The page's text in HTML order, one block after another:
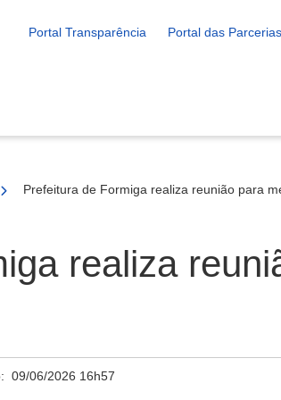
Portal Transparência Portal das Parcerias
Prefeitura de Formiga realiza reunião para
realiza
09/06/2026 16h57